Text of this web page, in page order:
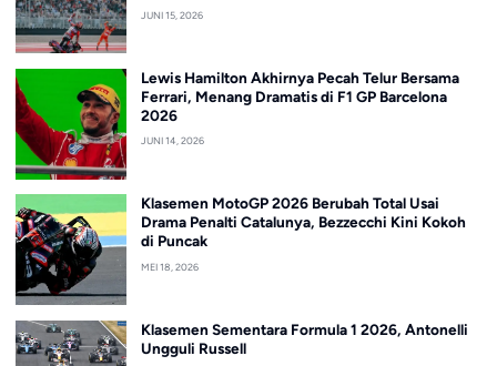
JUNI 15, 2026
Lewis Hamilton Akhirnya Pecah Telur Bersama
Ferrari, Menang Dramatis di F1 GP Barcelona
2026
JUNI 14, 2026
Klasemen MotoGP 2026 Berubah Total Usai
Drama Penalti Catalunya, Bezzecchi Kini Kokoh
di Puncak
MEI 18, 2026
Klasemen Sementara Formula 1 2026, Antonelli
Ungguli Russell